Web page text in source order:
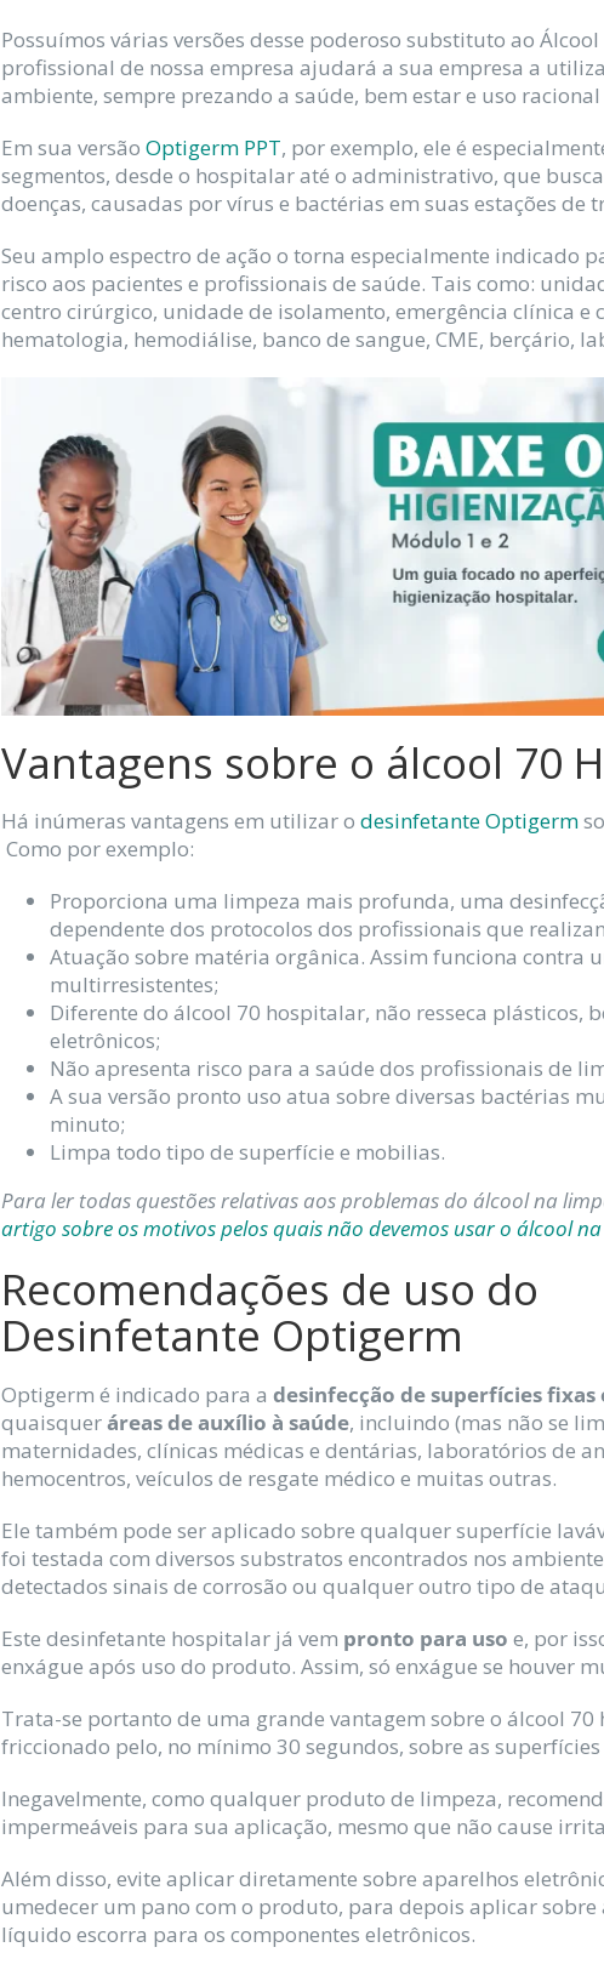
Possuímos várias versões desse poderoso substituto ao
profissional de nossa empresa ajudará a sua empresa a
ambiente, sempre prezando a saúde, bem estar e uso
Em sua versãoOptigerm PPT, por exemplo, ele é
segmentos, desde o hospitalar até o administrativo, que
doenças, causadas por vírus e bactérias em suas estações de
Seu amplo espectro de ação o torna especialmente indicado
risco aos pacientes e profissionais de saúde. Tais como:
centro cirúrgico, unidade de isolamento, emergência clínica
hematologia, hemodiálise, banco de sangue, CME, berçário,
Vantagens sobre o álcool 70
Há inúmeras vantagens em utilizar odesinfetante Optigerm
Como por exemplo:
Proporciona uma limpeza mais profunda, uma
dependente dos protocolos dos profissionais que
Atuação sobre matéria orgânica. Assim funciona contra
multirresistentes;
Diferente do álcool 70 hospitalar, não resseca plásticos,
eletrônicos;
Não apresenta risco para a saúde dos profissionais de
A sua versão pronto uso atua sobre diversas bactérias
minuto;
Limpa todo tipo de superfície e mobilias.
Para ler todas questões relativas aos problemas do álcool na
artigo sobre os motivos pelos quais não devemos usar o álcool
Recomendações de uso do
Desinfetante Optigerm
Optigerm é indicado para adesinfecção de superfícies
quaisqueráreas de auxílio à saúde, incluindo (mas não se
maternidades, clínicas médicas e dentárias, laboratórios de
hemocentros, veículos de resgate médico e muitas outras.
Ele também pode ser aplicado sobre qualquer superfície
foi testada com diversos substratos encontrados nos
detectados sinais de corrosão ou qualquer outro tipo de
Este desinfetante hospitalar já vem pronto para usoe, por
enxágue após uso do produto. Assim, só enxágue se houver
Trata-se portanto de uma grande vantagem sobre o álcool
friccionado pelo, no mínimo 30 segundos, sobre as
Inegavelmente, como qualquer produto de limpeza,
impermeáveis para sua aplicação, mesmo que não cause
Além disso, evite aplicar diretamente sobre aparelhos
umedecer um pano com o produto, para depois aplicar sobre
líquido escorra para os componentes eletrônicos.